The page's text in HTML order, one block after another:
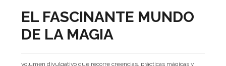
EL FASCINANTE MUNDO
DE LA MAGIA
volumen divulgativo que recorre creencias, prácticas mágicas y